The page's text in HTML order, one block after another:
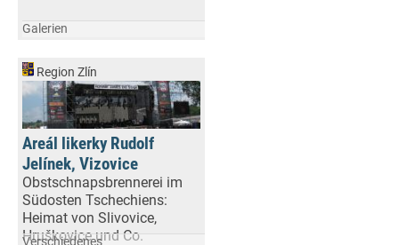
Galerien
Region Zlín
Areál likerky Rudolf
Jelínek, Vizovice
Obstschnapsbrennerei im
Südosten Tschechiens:
Heimat von Slivovice,
Hruškovice und Co.